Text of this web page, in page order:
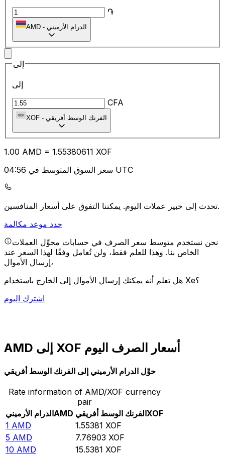
֏
AMD - الدرام الأرميني
إلى
إلى
CFA
XOF - الفرنك الوسط أفريقي
1.00 AMD = 1.55380611 XOF
سعر السوق المتوسط في 04:56 UTC
تحدث إلى خبير عملات اليوم.يمكننا التفوق على أسعار المنافسين.
حدد موعد مكالمة
نحن نستخدم متوسط سعر الصرف في حسابات محوِّل العملات
الخاص بنا. وهذا للعلم فقط، ولن تُعامل وفقًا لهذا السعر عند
إرسال الأموال،
هل تعلم أنه يمكنك إرسال الأموال إلى الخارج باستخدام Xe؟
اشترك اليوم
AMD إلى XOF أسعار الصرف اليوم
حوِّل الدرام الأرميني إلى الفرنك الوسط أفريقي
Rate information of AMD/XOF currency
pair
الدرام الأرمينيAMD الفرنك الوسط أفريقيXOF
1 AMD 1.55381 XOF
5 AMD 7.76903 XOF
10 AMD 15.5381 XOF